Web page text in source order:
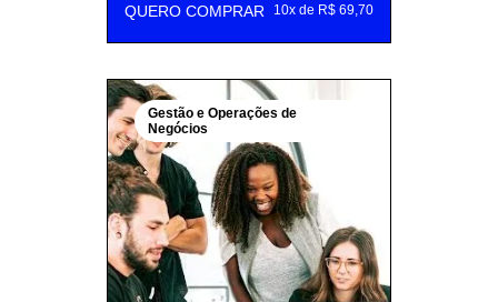
QUERO COMPRAR 10x de R$ 69,70
Gestão e Operações de
Negócios